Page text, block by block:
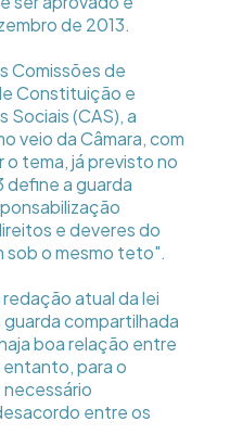
de 2013.
Comissões de
Constituição e
Sociais (CAS), a
veio da Câmara, com
tema, já previsto no
define a guarda
e deveres do
sob o mesmo teto".
atual da lei
compartilhada
boa relação entre
para o
necessário
entre os